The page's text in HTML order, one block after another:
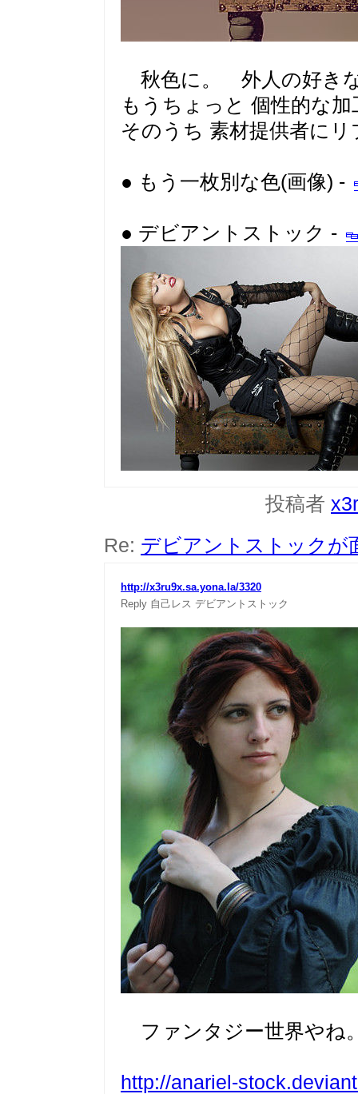
秋色に。 外人の好き
もうちょっと 個性的な
そのうち 素材提供者に
● もう一枚別な色(画像) -
● デビアントストック -
投稿者
Re: デビアントストックが
http://x3ru9x.sa.yona.la/3320
Reply 自己レス デビアントストック
ファンタジー世界やね
http://anariel-